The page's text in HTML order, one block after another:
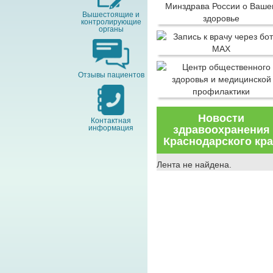
Вышестоящие и
контролирующие
органы
Отзывы пациентов
Контактная
информация
Новости
здравоохранения
Краснодарского
Лента не найдена.